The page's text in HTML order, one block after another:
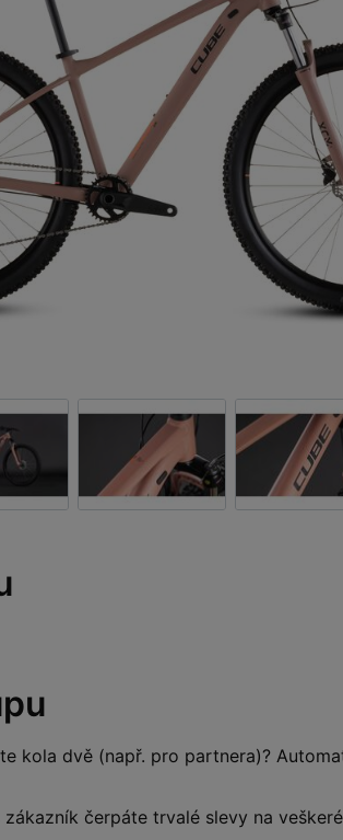
kola dvě (např. pro partnera)?
zákazník čerpáte trvalé slevy na veškeré